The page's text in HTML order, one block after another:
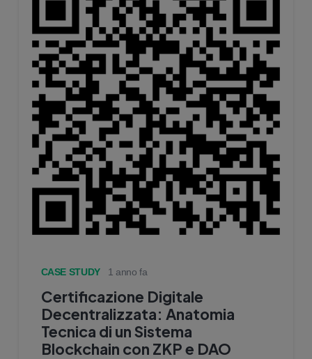
CASE STUDY 1 anno fa
Certificazione Digitale
Decentralizzata: Anatomia
Tecnica di un Sistema
Blockchain con ZKP e DAO